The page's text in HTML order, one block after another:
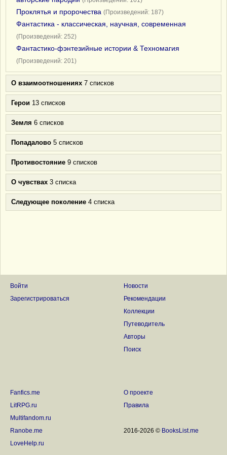
Проклятья и пророчества (Произведений: 187)
Фантастика - классическая, научная, современная
(Произведений: 252)
Фантастико-фэнтезийные истории & Техномагия
(Произведений: 201)
О взаимоотношениях 7 списков
Герои 13 списков
Земля 6 списков
Попадалово 5 списков
Противостояние 9 списков
О чувствах 3 списка
Следующее поколение 4 списка
Войти
Зарегистрироваться
Новости
Рекомендации
Коллекции
Путеводитель
Авторы
Поиск
Fanfics.me
LitRPG.ru
Multifandom.ru
Ranobe.me
LoveHelp.ru
О проекте
Правила
2016-2026 © BooksList.me